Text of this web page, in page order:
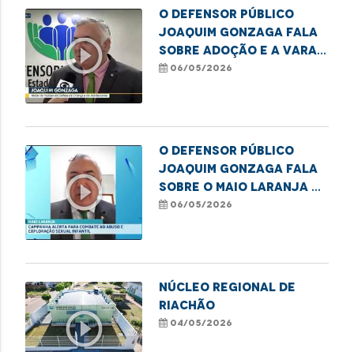
play_circle_outline
O defensor público
Joaquim Gonzaga fala
sobre adoção e a Vara
da Infância e Juventude
06/05/2026
play_circle_outline
O defensor público
Joaquim Gonzaga fala
sobre o Maio Laranja e
o combate ao abuso
06/05/2026
play_circle_outline
NÚCLEO REGIONAL DE
RIACHÃO
04/05/2026